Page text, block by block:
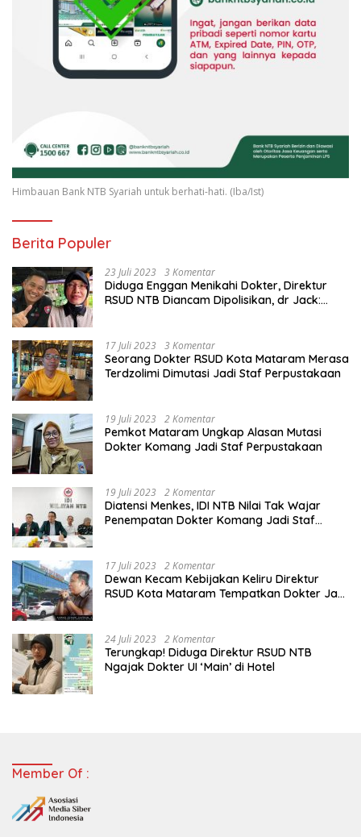
Himbauan Bank NTB Syariah untuk berhati-hati. (Iba/Ist)
Berita Populer
23 Juli 2023 3 Komentar
Diduga Enggan Menikahi Dokter, Direktur
RSUD NTB Diancam Dipolisikan, dr Jack:
17 Juli 2023 3 Komentar
Seorang Dokter RSUD Kota Mataram Merasa
Terdzolimi Dimutasi Jadi Staf Perpustakaan
19 Juli 2023 2 Komentar
Pemkot Mataram Ungkap Alasan Mutasi
Dokter Komang Jadi Staf Perpustakaan
19 Juli 2023 2 Komentar
Diatensi Menkes, IDI NTB Nilai Tak Wajar
Penempatan Dokter Komang Jadi Staf
17 Juli 2023 2 Komentar
Dewan Kecam Kebijakan Keliru Direktur
RSUD Kota Mataram Tempatkan Dokter Jadi
24 Juli 2023 2 Komentar
Terungkap! Diduga Direktur RSUD NTB
Ngajak Dokter UI ‘Main’ di Hotel
Member Of :